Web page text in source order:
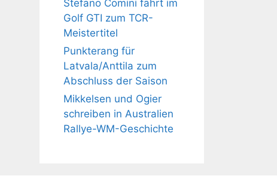
Stefano Comini fährt im
Golf GTI zum TCR-
Meistertitel
Punkterang für
Latvala/Anttila zum
Abschluss der Saison
Mikkelsen und Ogier
schreiben in Australien
Rallye-WM-Geschichte